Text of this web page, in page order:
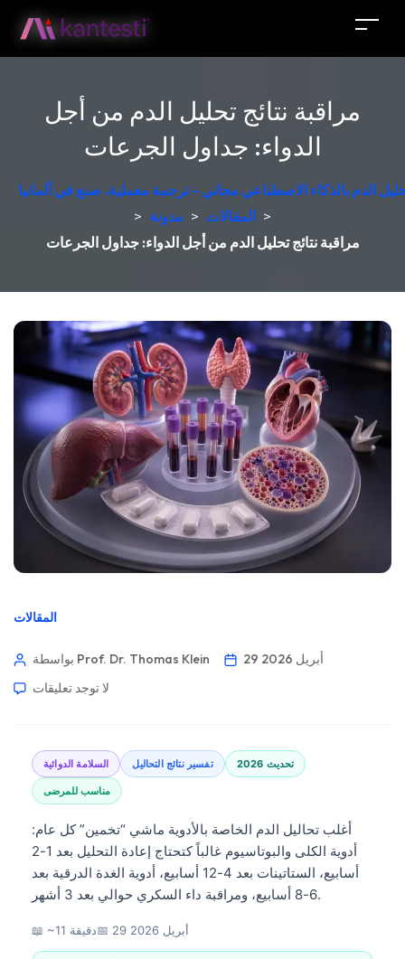
مراقبة نتائج تحليل الدم من أجل
الدواء: جداول الجرعات
الدم بالذكاء الاصطناعي مجاني - ترجمة معملية، صنع في ألمانيا
> مدونة > المقالات >
مراقبة نتائج تحليل الدم من أجل الدواء: جداول الجرعات
المقالات
بواسطة Prof. Dr. Thomas Klein
29 أبريل 2026
لا توجد تعليقات
السلامة الدوائية تفسير نتائج التحاليل تحديث 2026
مناسب للمرضى
أغلب تحاليل الدم الخاصة بالأدوية ماشي “تخمين” كل عام:
أدوية الكلى والبوتاسيوم غالباً كتحتاج إعادة التحليل بعد 1-2
أسابيع، الستاتينات بعد 4-12 أسابيع، أدوية الغدة الدرقية بعد
6-8 أسابيع، ومراقبة داء السكري حوالي بعد 3 أشهر.
📖 ~11 دقيقة📅 29 أبريل 2026